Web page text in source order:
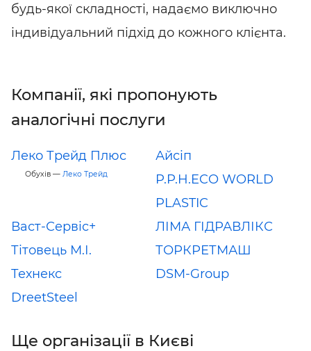
будь-якої складності, надаємо виключно
індивідуальний підхід до кожного клієнта.
Компанії, які пропонують
аналогічні послуги
Леко Трейд Плюс
Обухів — Леко Трейд
Айсіп
P.P.H.ECO WORLD
PLASTIC
Васт-Сервіс+
ЛІМА ГІДРАВЛІКС
Тітовець М.І.
ТОРКРЕТМАШ
Технекс
DSM-Group
DreetSteel
Ще організації в Києві